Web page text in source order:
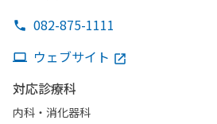
082-875-1111
ウェブサイト
対応診療科
内科・​消化器科